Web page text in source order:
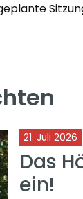
21. Juli 2026
Das
ein!